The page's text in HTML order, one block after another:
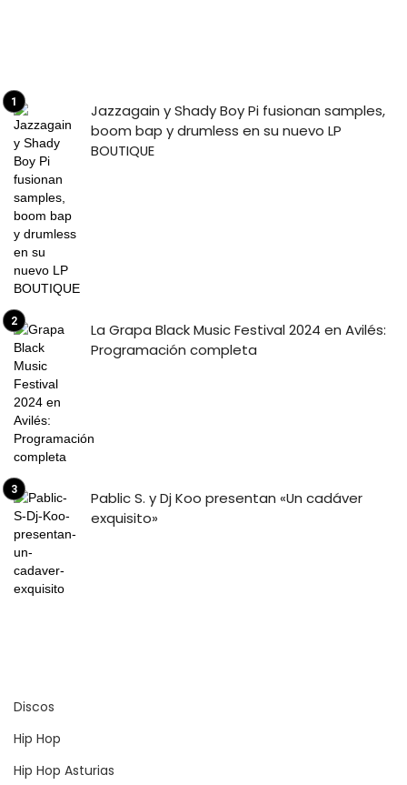
Jazzagain y Shady Boy Pi fusionan samples,
boom bap y drumless en su nuevo LP
BOUTIQUE
La Grapa Black Music Festival 2024 en Avilés:
Programación completa
Pablic S. y Dj Koo presentan «Un cadáver
exquisito»
Discos
Hip Hop
Hip Hop Asturias